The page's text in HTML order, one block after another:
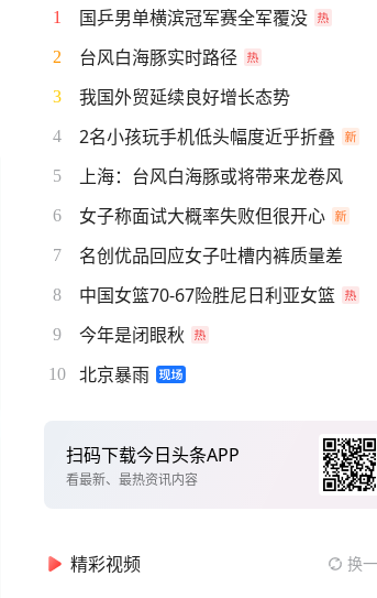
1 国乒男单横滨冠军赛全军覆没
2 台风白海豚实时路径
3 我国外贸延续良好增长态势
4 2名小孩玩手机低头幅度近乎折叠
5 上海：台风白海豚或将带来龙卷风
6 女子称面试大概率失败但很开心
7 名创优品回应女子吐槽内裤质量差
8 中国女篮70-67险胜尼日利亚女篮
9 今年是闭眼秋
10 北京暴雨
扫码下载今日头条APP
看最新、最热资讯内容
精彩视频 换